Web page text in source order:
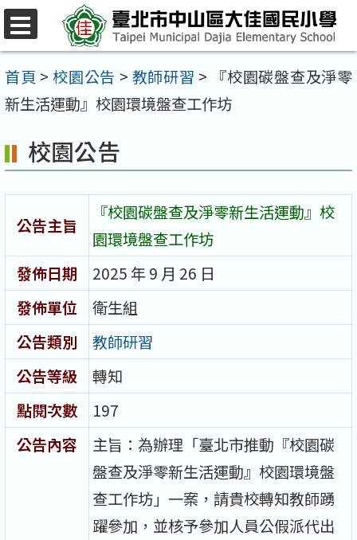
跳
至
主
要
容
區
首頁 > 校園公告 > 教師研習 >
『校園碳盤查及淨零
新生活運動』校園環境盤查工作坊
校園公告
公告主旨
『校園碳盤查及淨零新生活運動』校
園環境盤查工作坊
發佈日期
2025 年 9 月 26 日
發佈單位
衛生組
公告類別
教師研習
公告等級
轉知
點閱次數
197
公告內容
主旨：為辦理「臺北市推動『校園碳
盤查及淨零新生活運動』校園環境盤
查工作坊」一案，請貴校轉知教師踴
躍參加，並核予參加人員公假派代出
選
單